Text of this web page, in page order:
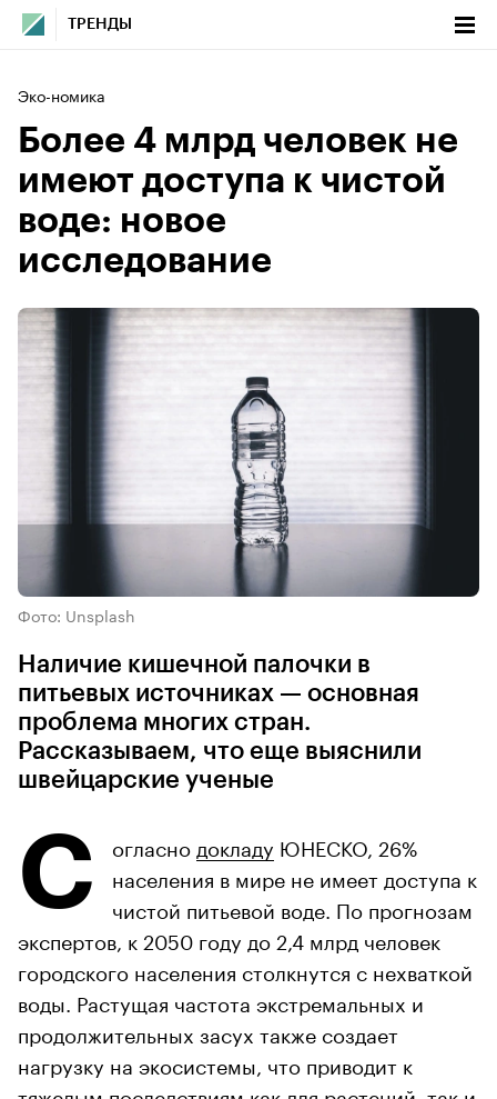
ТРЕНДЫ
Эко-номика
Более 4 млрд человек не
имеют доступа к чистой
воде: новое
исследование
Фото: Unsplash
Наличие кишечной палочки в
питьевых источниках — основная
проблема многих стран.
Рассказываем, что еще выяснили
швейцарские ученые
С огласно докладу ЮНЕСКО, 26%
населения в мире не имеет доступа к
чистой питьевой воде. По прогнозам
экспертов, к 2050 году до 2,4 млрд человек
городского населения столкнутся с нехваткой
воды. Растущая частота экстремальных и
продолжительных засух также создает
нагрузку на экосистемы, что приводит к